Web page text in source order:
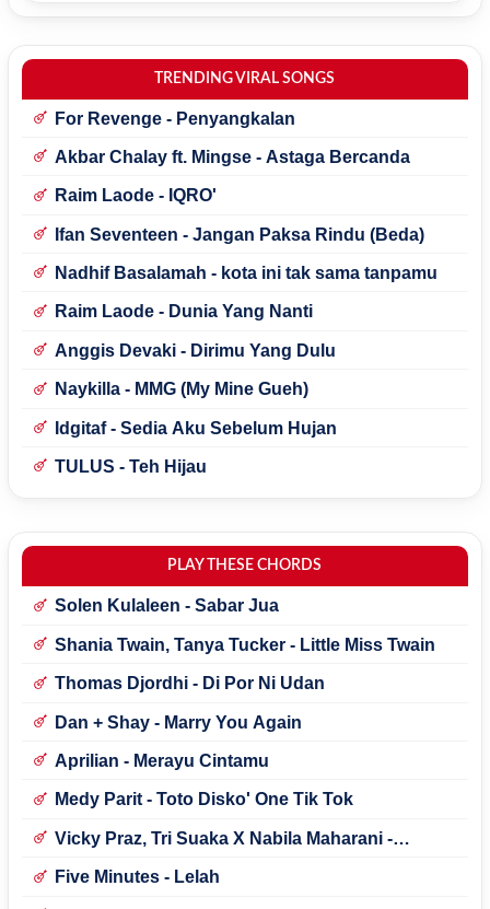
TRENDING VIRAL SONGS
For Revenge - Penyangkalan
Akbar Chalay ft. Mingse - Astaga Bercanda
Raim Laode - IQRO'
Ifan Seventeen - Jangan Paksa Rindu (Beda)
Nadhif Basalamah - kota ini tak sama tanpamu
Raim Laode - Dunia Yang Nanti
Anggis Devaki - Dirimu Yang Dulu
Naykilla - MMG (My Mine Gueh)
Idgitaf - Sedia Aku Sebelum Hujan
TULUS - Teh Hijau
PLAY THESE CHORDS
Solen Kulaleen - Sabar Jua
Shania Twain, Tanya Tucker - Little Miss Twain
Thomas Djordhi - Di Por Ni Udan
Dan + Shay - Marry You Again
Aprilian - Merayu Cintamu
Medy Parit - Toto Disko' One Tik Tok
Vicky Praz, Tri Suaka X Nabila Maharani -
Five Minutes - Lelah